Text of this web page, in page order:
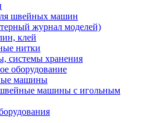
швейных машин
журнал моделей)
клей
нитки
системы хранения
оборудование
машины
машины с игольным